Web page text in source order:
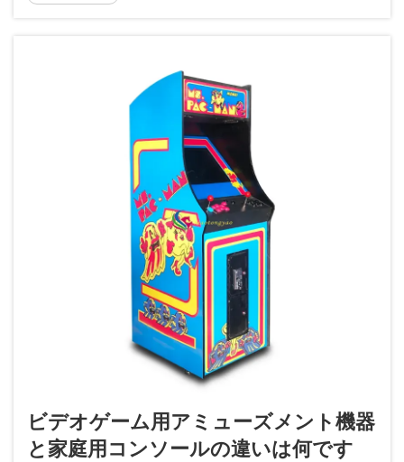
は、運転のワクワク感と、制御された衝突による
ビデオゲーム用アミューズメント機器
と家庭用コンソールの違いは何です